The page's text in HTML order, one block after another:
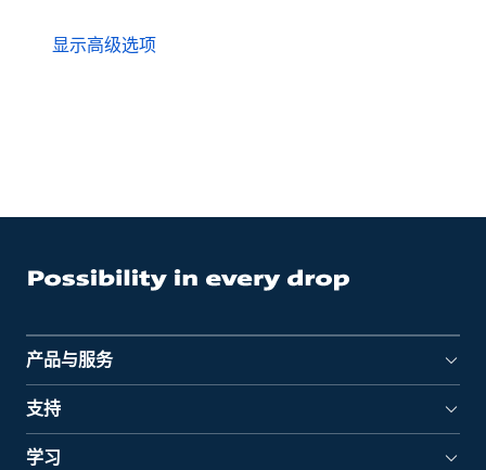
显示高级选项
产品与服务
支持
学习